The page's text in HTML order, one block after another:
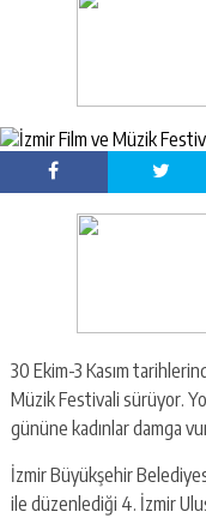
30 Ekim-3 Kasım
Müzik Festivali sürüyor.
gününe kadınlar damga
İzmir Büyükşehir
ile düzenlediği 4. İzmir